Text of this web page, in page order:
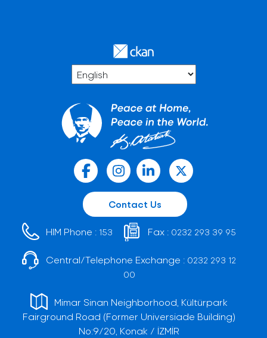
Contact Us
HIM Phone : 153 Fax : 0232 293 39 95
Central/Telephone Exchange : 0232 293 12
00
Mimar Sinan Neighborhood, Kültürpark
Fairground Road (Former Universiade Building)
No:9/20, Konak / İZMİR